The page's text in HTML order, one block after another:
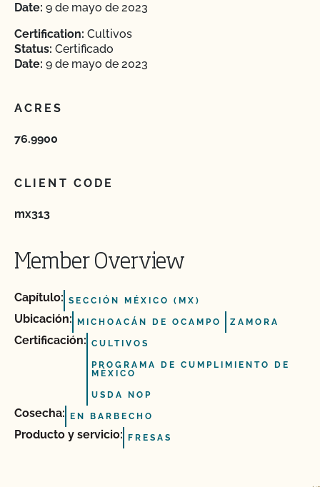
Date: 9 de mayo de 2023
Certification: Cultivos
Status: Certificado
Date: 9 de mayo de 2023
ACRES
76.9900
CLIENT CODE
mx313
Member Overview
Capítulo: SECCIÓN MÉXICO (MX)
Ubicación: MICHOACÁN DE OCAMPO ZAMORA
Certificación: CULTIVOS
PROGRAMA DE CUMPLIMIENTO DE
MÉXICO
USDA NOP
Cosecha: EN BARBECHO
Producto y servicio: FRESAS